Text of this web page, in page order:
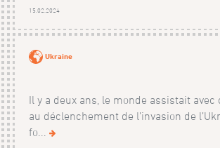
15.02.2024
Ukraine
Il y a deux ans, le monde assistait avec
au déclenchement de l’invasion de
fo...